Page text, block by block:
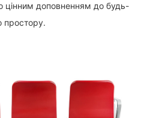
цінним доповненням до будь-
простору.